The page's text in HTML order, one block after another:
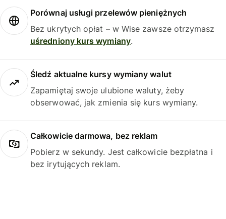
Porównaj usługi przelewów pieniężnych
Bez ukrytych opłat – w Wise zawsze otrzymasz
uśredniony kurs wymiany.
Śledź aktualne kursy wymiany walut
Zapamiętaj swoje ulubione waluty, żeby
obserwować, jak zmienia się kurs wymiany.
Całkowicie darmowa, bez reklam
Pobierz w sekundy. Jest całkowicie bezpłatna i
bez irytujących reklam.